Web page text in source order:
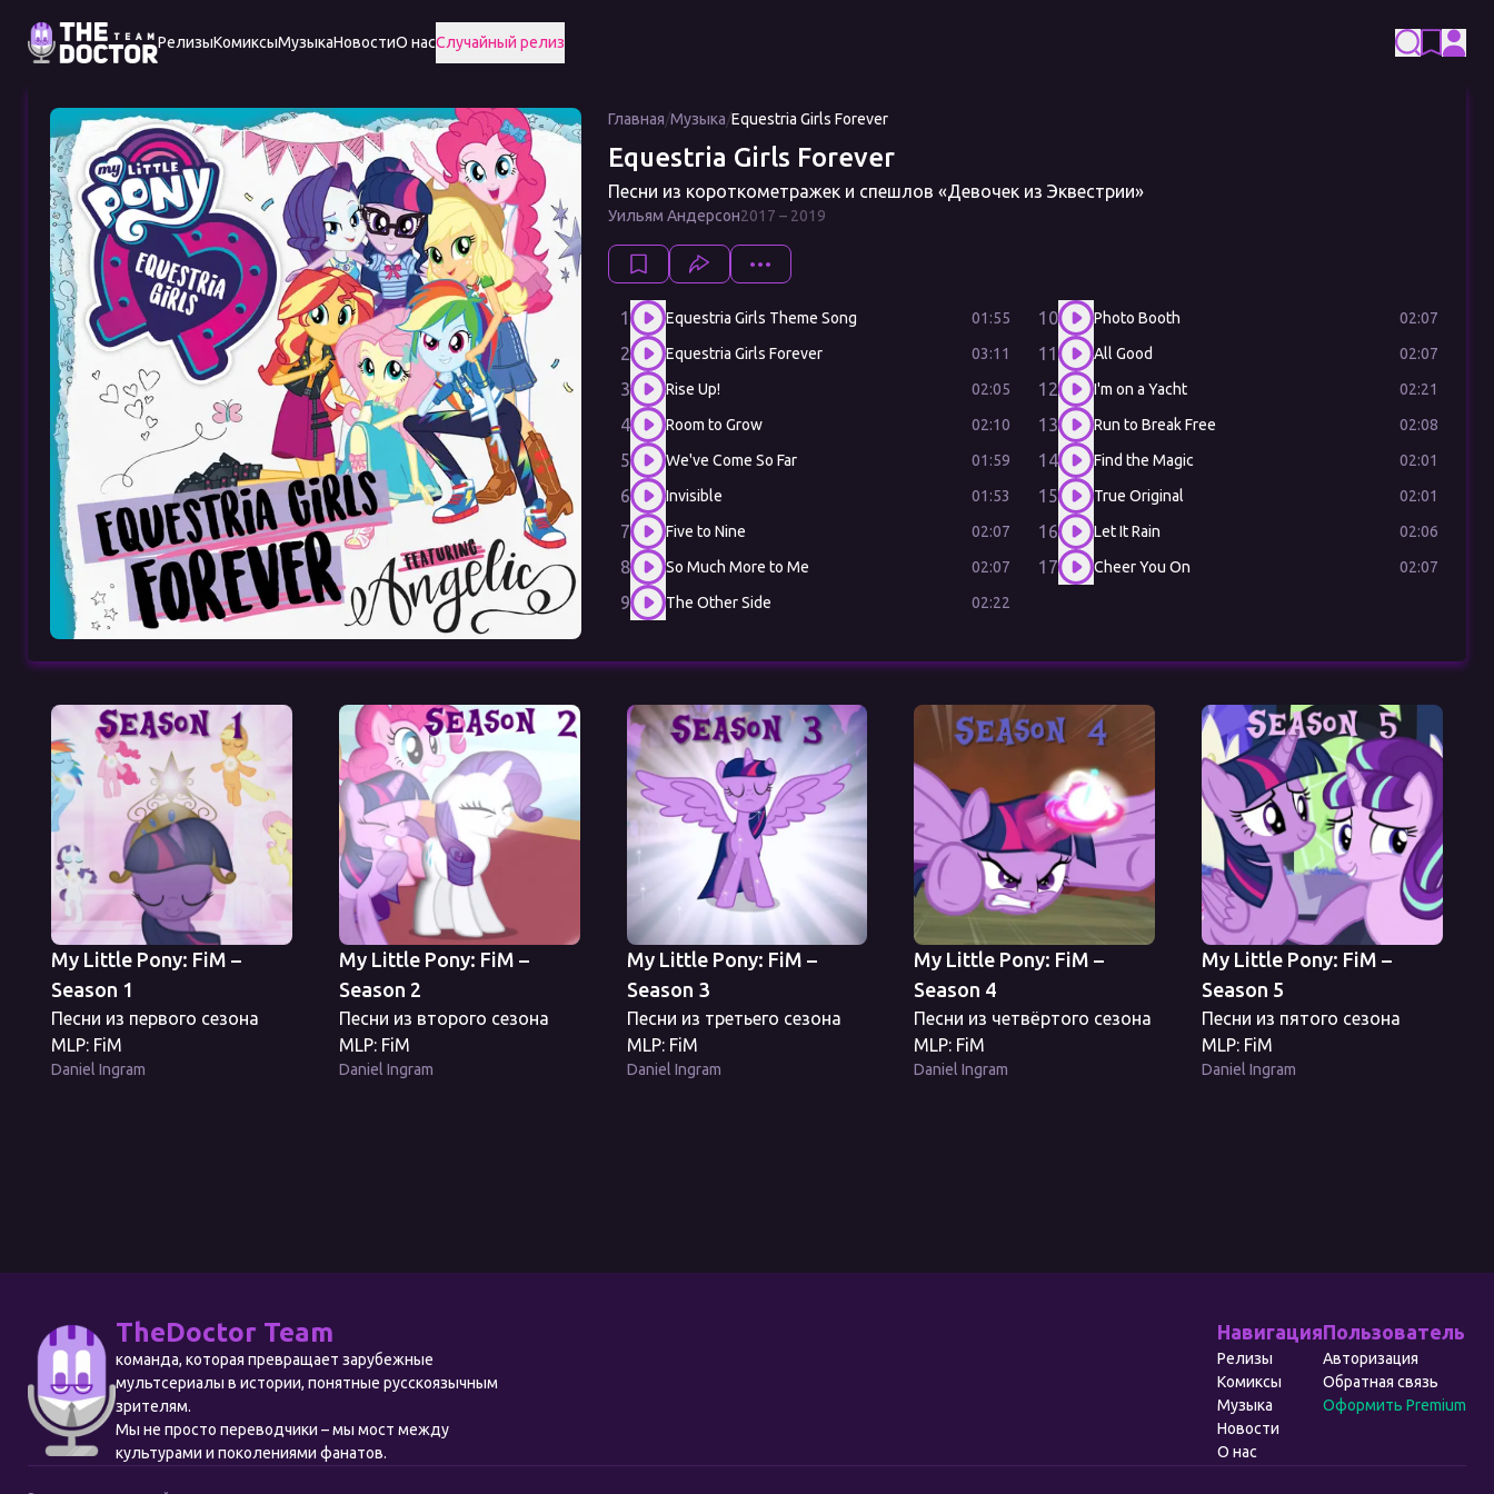
РелизыКомиксыМузыкаНовостиО насСлучайный релиз
Главная/Музыка/Equestria Girls Forever
Equestria Girls Forever
Песни из короткометражек и спешлов «Девочек из Эквестрии»
Уильям Андерсон2017 – 2019
1 Equestria Girls Theme Song 01:55
2 Equestria Girls Forever 03:11
3 Rise Up! 02:05
4 Room to Grow 02:10
5 We've Come So Far 01:59
6 Invisible 01:53
7 Five to Nine 02:07
8 So Much More to Me 02:07
9 The Other Side 02:22
10 Photo Booth 02:07
11 All Good 02:07
12 I'm on a Yacht 02:21
13 Run to Break Free 02:08
14 Find the Magic 02:01
15 True Original 02:01
16 Let It Rain 02:06
17 Cheer You On 02:07
My Little Pony: FiM –
Season 1
Песни из первого сезона
MLP: FiM
Daniel Ingram
My Little Pony: FiM –
Season 2
Песни из второго сезона
MLP: FiM
Daniel Ingram
My Little Pony: FiM –
Season 3
Песни из третьего сезона
MLP: FiM
Daniel Ingram
My Little Pony: FiM –
Season 4
Песни из четвёртого сезона
MLP: FiM
Daniel Ingram
My Little Pony: FiM –
Season 5
Песни из пятого сезона
MLP: FiM
Daniel Ingram
TheDoctor Team
команда, которая превращает зарубежные
мультсериалы в истории, понятные русскоязычным
зрителям.
Мы не просто переводчики – мы мост между
культурами и поколениями фанатов.
Навигация
Релизы
Комиксы
Музыка
Новости
О нас
Пользователь
Авторизация
Обратная связь
Оформить Premium